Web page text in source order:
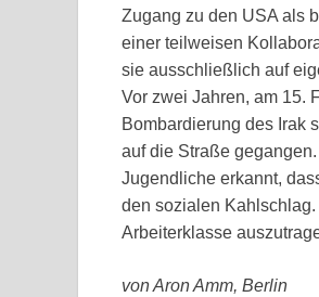
Zugang zu den USA als
einer teilweisen
sie ausschließlich auf
Vor zwei Jahren, am 15.
Bombardierung des Irak
auf die Straße
Jugendliche erkannt,
den sozialen
Arbeiterklasse
von Aron Amm, Berlin